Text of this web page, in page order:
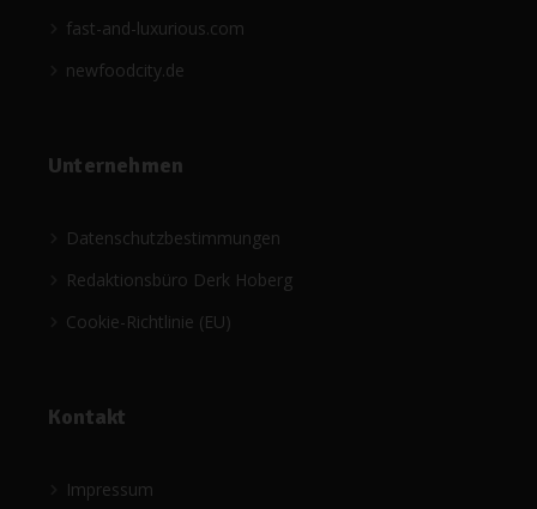
fast-and-luxurious.com
newfoodcity.de
Unternehmen
Datenschutzbestimmungen
Redaktionsbüro Derk Hoberg
Cookie-Richtlinie (EU)
Kontakt
Impressum